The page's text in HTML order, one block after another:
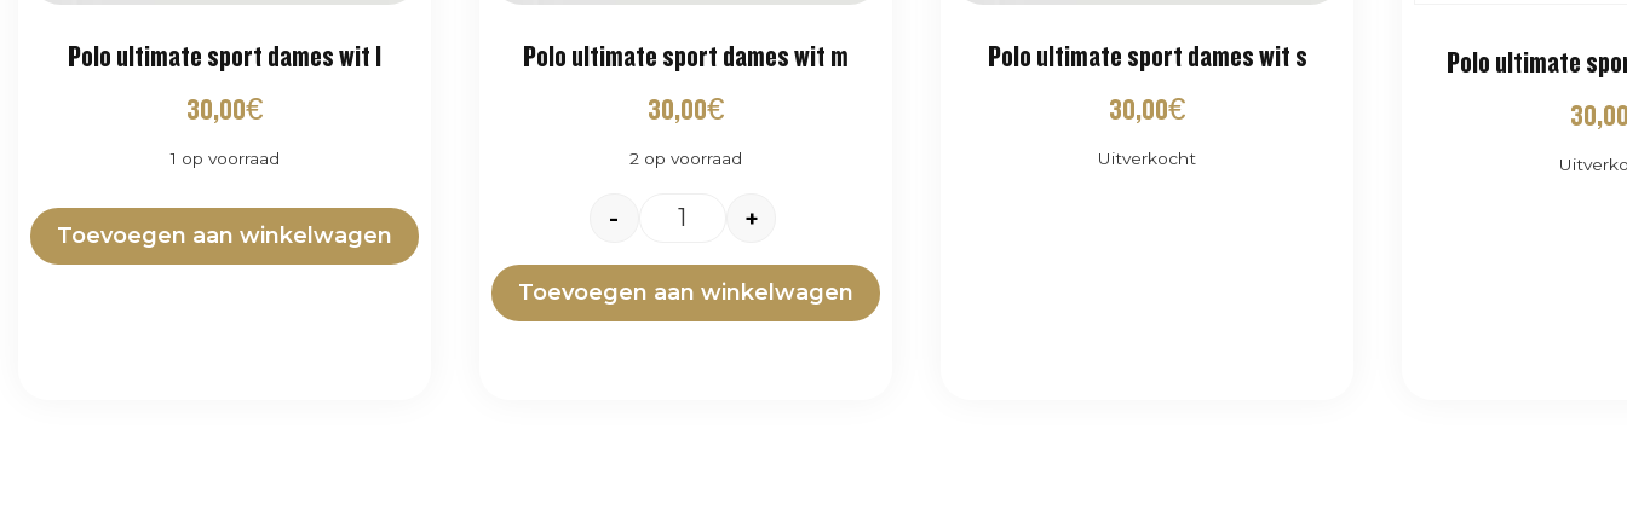
Polo ultimate sport dames wit l
30,00€
1 op voorraad
Toevoegen aan winkelwagen
Polo ultimate sport dames wit m
30,00€
2 op voorraad
- +
Toevoegen aan winkelwagen
Polo ultimate sport dames wit s
30,00€
Uitverkocht
Polo ultimate